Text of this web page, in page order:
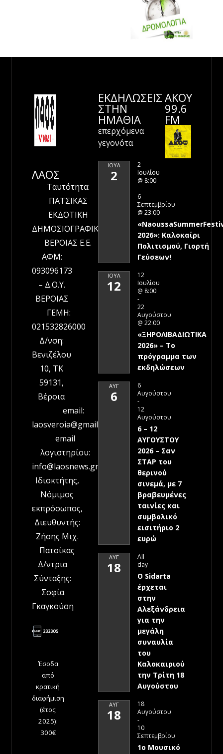
ΛΑΟΣ
Ταυτότητα:
ΠΑΤΣΙΚΑΣ
ΕΚΔΟΤΙΚΗ
ΔΗΜΟΣΙΟΓΡΑΦΙΚΗ
ΒΕΡΟΙΑΣ Ε.Ε.
ΑΦΜ:
093096173
– Δ.Ο.Υ.
ΒΕΡΟΙΑΣ
ΓΕΜΗ:
021532826000
Δ/νση:
Βενιζέλου
10, ΤΚ
59131,
Βέροια
email:
laosveroia@gmail.com
email
λογιστηρίου:
info@laosnews.gr
Ιδιοκτήτης,
Νόμιμος
εκπρόσωπος,
Διευθυντής:
Ζήσης Μιχ.
Πατσίκας
Δ/ντρια
Σύνταξης:
Σοφία
Γκαγκούση
Έσοδα
από
κρατική
διαφήμιση
(έτος
2025):
300€
ΕΚΔΗΛΩΣΕΙΣ
ΣΤΗΝ
ΗΜΑΘΊΑ
επερχόμενα
γεγονότα
ΙΟΎΛ
2
2
Ιουλίου
@ 8:00
-
6
Σεπτεμβρίου
@ 23:00
2026»: Καλοκαίρι
Πολιτισμού, Γιορτή
Γεύσεων!
ΙΟΎΛ
12
12
Ιουλίου
@ 8:00
-
22
Αυγούστου
@ 22:00
«ΞΗΡΟΛΙΒΑΔΙΩΤΙΚΑ
2026» – To
πρόγραμμα των
εκδηλώσεων
ΑΥΓ
6
6
Αυγούστου
-
12
Αυγούστου
6 – 12
ΑΥΓΟΥΣΤΟΥ
2026 – Σαν
ΣΤΑΡ του
θερινού
σινεμά, με 7
βραβευμένες
ταινίες και
συμβολικό
εισιτήριο 2
ευρώ
ΑΥΓ
18
All
day
Ο Sidarta
έρχεται
στην
Αλεξάνδρεια
για την
μεγάλη
συναυλία
του
Καλοκαιριού
την Τρίτη 18
Αυγούστου
ΑΥΓ
18
18
Αυγούστου
-
10
Σεπτεμβρίου
1ο Μουσικό
ΑΚΟΥ
99.6
FM